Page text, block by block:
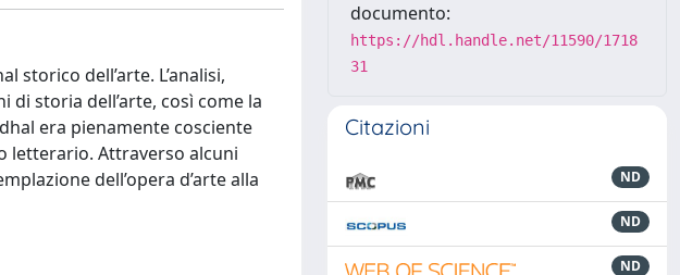
dell’arte. L’analisi,
storia dell’arte, così come la
era pienamente cosciente
letterario. Attraverso alcuni
dell’opera d’arte alla
documento:
https://hdl.handle.net/11590/1718
31
Citazioni
ND
ND
ND